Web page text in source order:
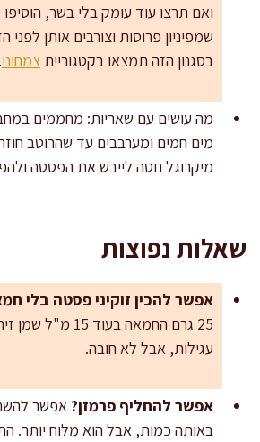
שמפיניון פרוסות וצורבים אותן לפני
בסגנון הזה תמצאו בקטגוריית צמחוני.
מים חמים ומערבבים עד שהרוטב
מיקרוגל נוטה לייבש את הפסטה
שאלות נפוצות
אפשר להכין זוקיני פסטה בלי
25 גרם החמאה
עגילות, אבל לא חובה.
אפשר להחליף פרמזן?אפשר
באותה כמות, אבל הוא מלוח יותר.